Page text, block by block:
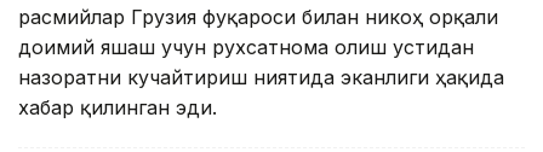
расмийлар Грузия фуқароси билан никоҳ орқали
доимий яшаш учун рухсатнома олиш устидан
назоратни кучайтириш ниятида эканлиги ҳақида
хабар қилинган эди.